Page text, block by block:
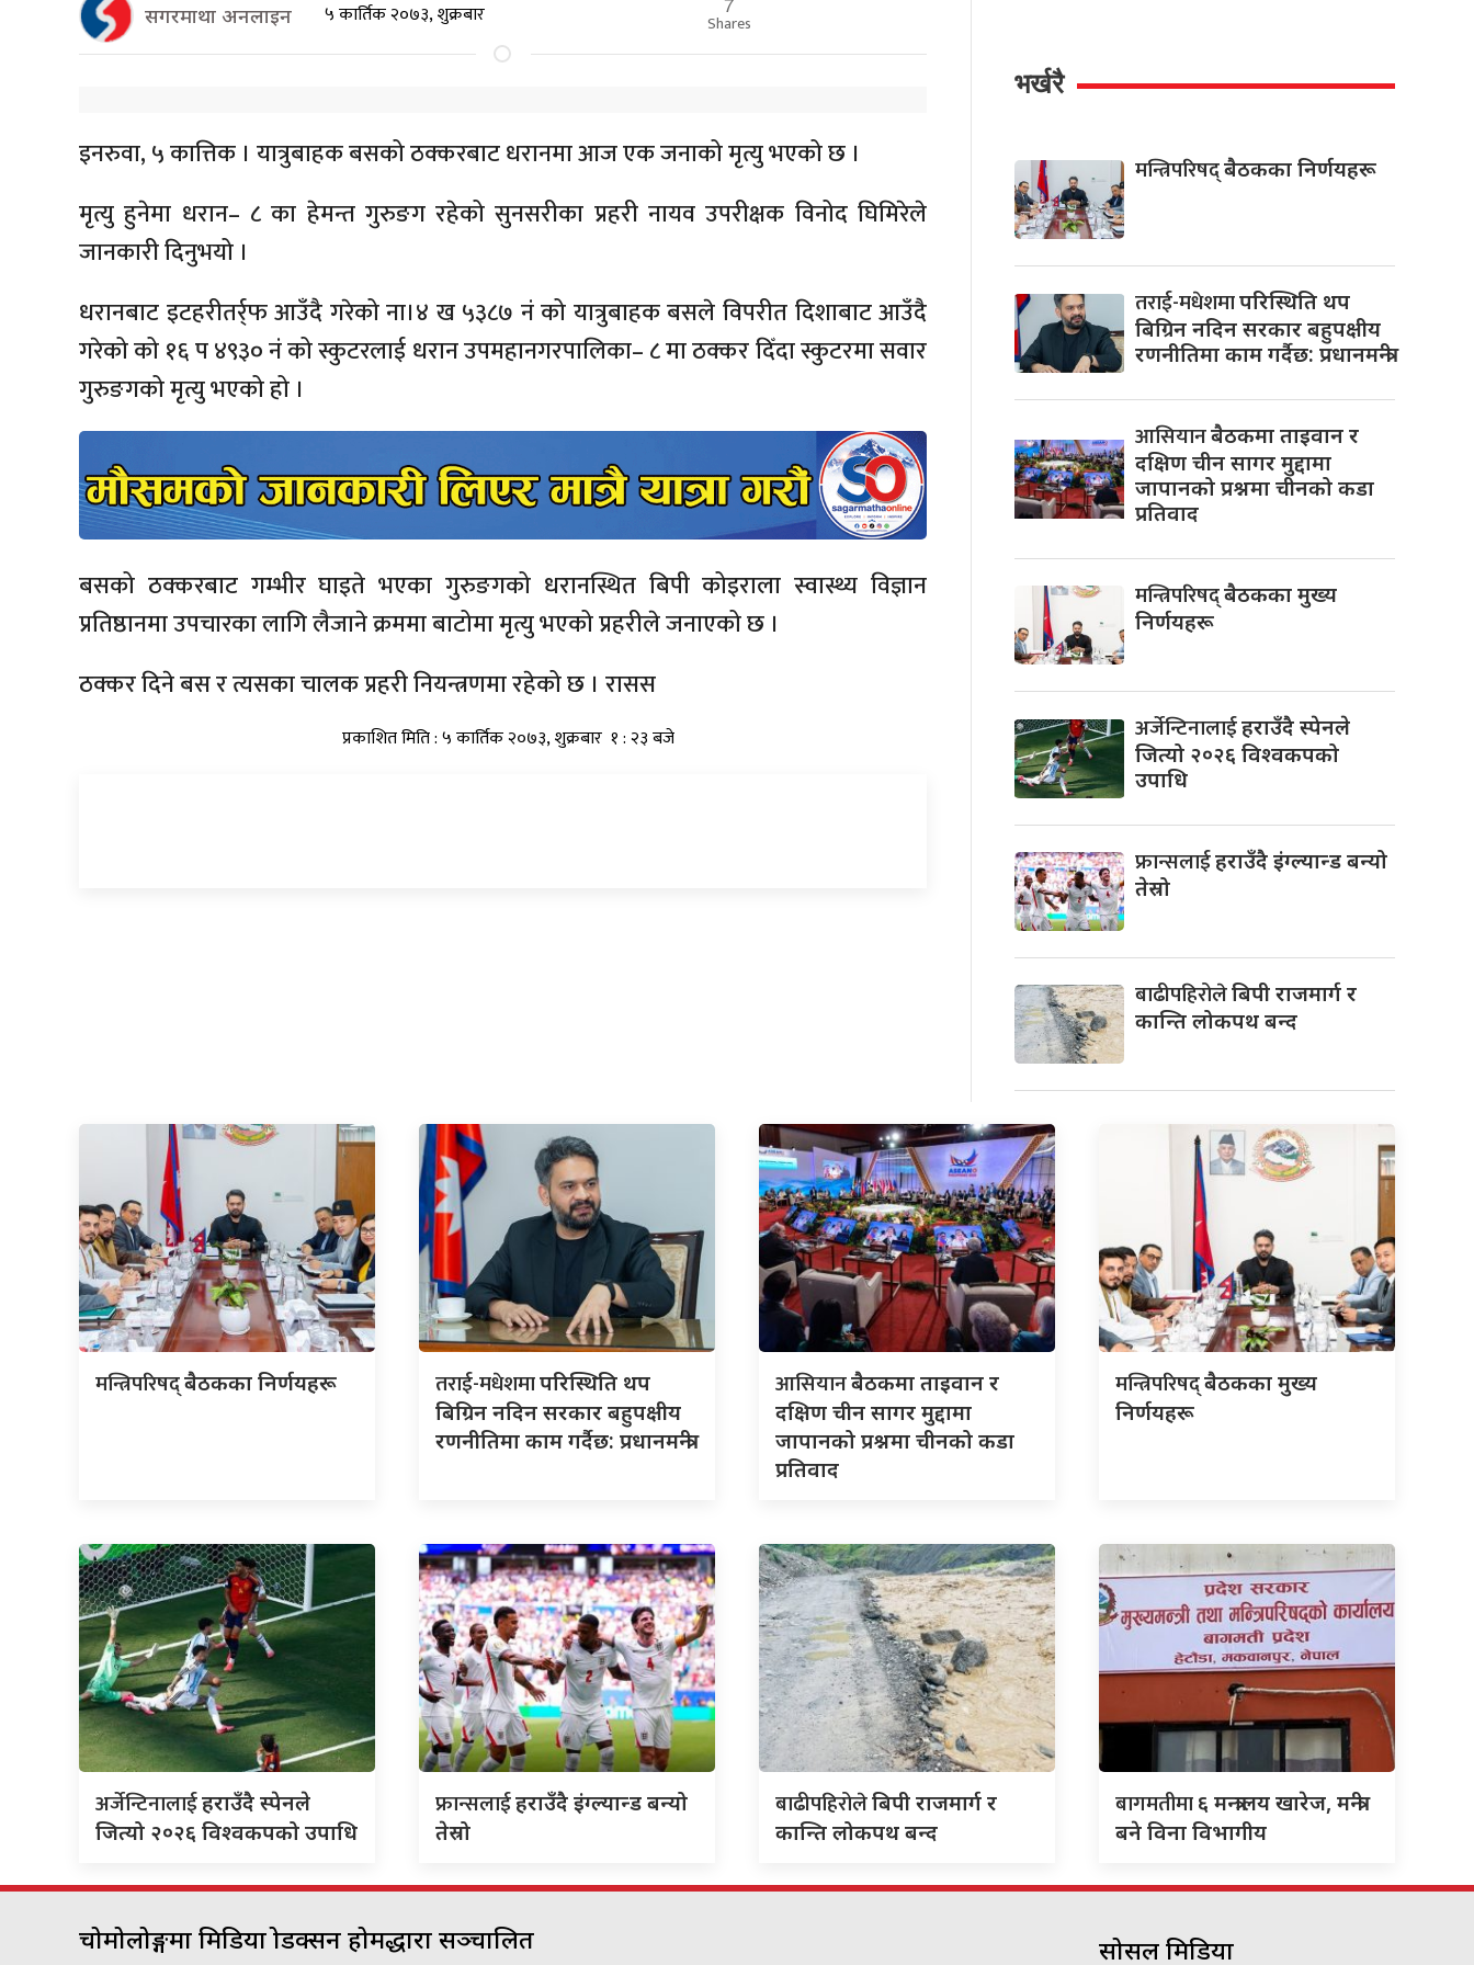
सगरमाथा अनलाइन ५ कार्तिक २०७३, शुक्रबार Shares
इनरुवा, ५ कात्तिक । यात्रुबाहक बसको ठक्करबाट धरानमा आज एक जनाको मृत्यु भएको छ ।
मृत्यु हुनेमा धरान– ८ का हेमन्त गुरुङग रहेको सुनसरीका प्रहरी नायव उपरीक्षक विनोद घिमिरेले
जानकारी दिनुभयो ।
धरानबाट इटहरीतर्र्फ आउँदै गरेको ना।४ ख ५३८७ नं को यात्रुबाहक बसले विपरीत दिशाबाट आउँदै
गरेको को १६ प ४९३० नं को स्कुटरलाई धरान उपमहानगरपालिका– ८ मा ठक्कर दिँदा स्कुटरमा सवार
गुरुङगको मृत्यु भएको हो ।
बसको ठक्करबाट गम्भीर घाइते भएका गुरुङगको धरानस्थित बिपी कोइराला स्वास्थ्य विज्ञान
प्रतिष्ठानमा उपचारका लागि लैजाने क्रममा बाटोमा मृत्यु भएको प्रहरीले जनाएको छ ।
ठक्कर दिने बस र त्यसका चालक प्रहरी नियन्त्रणमा रहेको छ । रासस
प्रकाशित मिति : ५ कार्तिक २०७३, शुक्रबार १ : २३ बजे
भर्खरै
मन्त्रिपरिषद्बैठकका निर्णयहरू
तराई-मधेशमापरिस्थिति थप
बिग्रिन नदिन सरकार बहुपक्षीय
रणनीतिमा काम गर्दैछ: प्रधानमन्त्री
आसियानबैठकमा ताइवान र
दक्षिण चीन सागर मुद्दामा
जापानको प्रश्नमा चीनको कडा
प्रतिवाद
मन्त्रिपरिषद्बैठकका मुख्य
निर्णयहरू
अर्जेन्टिनालाईहराउँदै स्पेनले
जित्यो २०२६ विश्वकपको
उपाधि
फ्रान्सलाईहराउँदै इंग्ल्यान्ड बन्यो
तेस्रो
बाढीपहिरोलेबिपी राजमार्ग र
कान्ति लोकपथ बन्द
मन्त्रिपरिषद्बैठकका निर्णयहरू तराई-मधेशमापरिस्थिति थप
बिग्रिन नदिन सरकार बहुपक्षीय
रणनीतिमा काम गर्दैछ: प्रधानमन्त्री
आसियानबैठकमा ताइवान र
दक्षिण चीन सागर मुद्दामा
जापानको प्रश्नमा चीनको कडा
प्रतिवाद
मन्त्रिपरिषद्बैठकका मुख्य
निर्णयहरू
अर्जेन्टिनालाईहराउँदै स्पेनले
जित्यो २०२६ विश्वकपको उपाधि
फ्रान्सलाईहराउँदै इंग्ल्यान्ड बन्यो
तेस्रो
बाढीपहिरोलेबिपी राजमार्ग र
कान्ति लोकपथ बन्द
बागमतीमा६ मन्त्रालय खारेज, मन्त्री
बने विना विभागीय
चोमोलोङ्गमा मिडिया प्रोडक्सन होमद्धारा सञ्चालित सोसल मिडिया